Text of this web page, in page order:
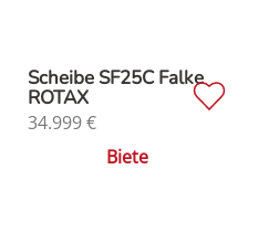
Scheibe SF25C Falke
ROTAX
34.999€
Biete